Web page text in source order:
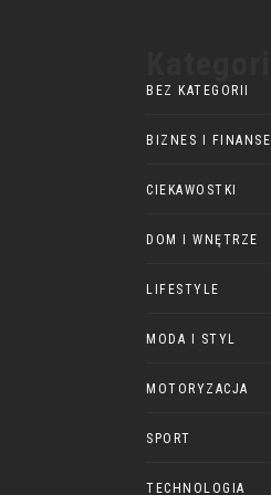
BEZ KATEGORII
BIZNES I FINANSE
CIEKAWOSTKI
DOM I WNĘTRZE
LIFESTYLE
MODA I STYL
MOTORYZACJA
SPORT
TECHNOLOGIA